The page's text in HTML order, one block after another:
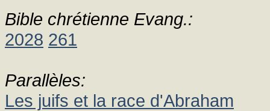
Bible chrétienne Evang.:
2028 261
Parallèles:
Les juifs et la race d'Abraham